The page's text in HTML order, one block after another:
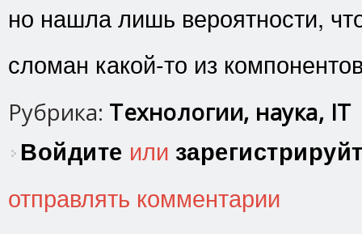
но нашла лишь вероятности,
сломан какой-то из
Рубрика: Технологии, наука, IT
Войдите или
отправлять комментарии